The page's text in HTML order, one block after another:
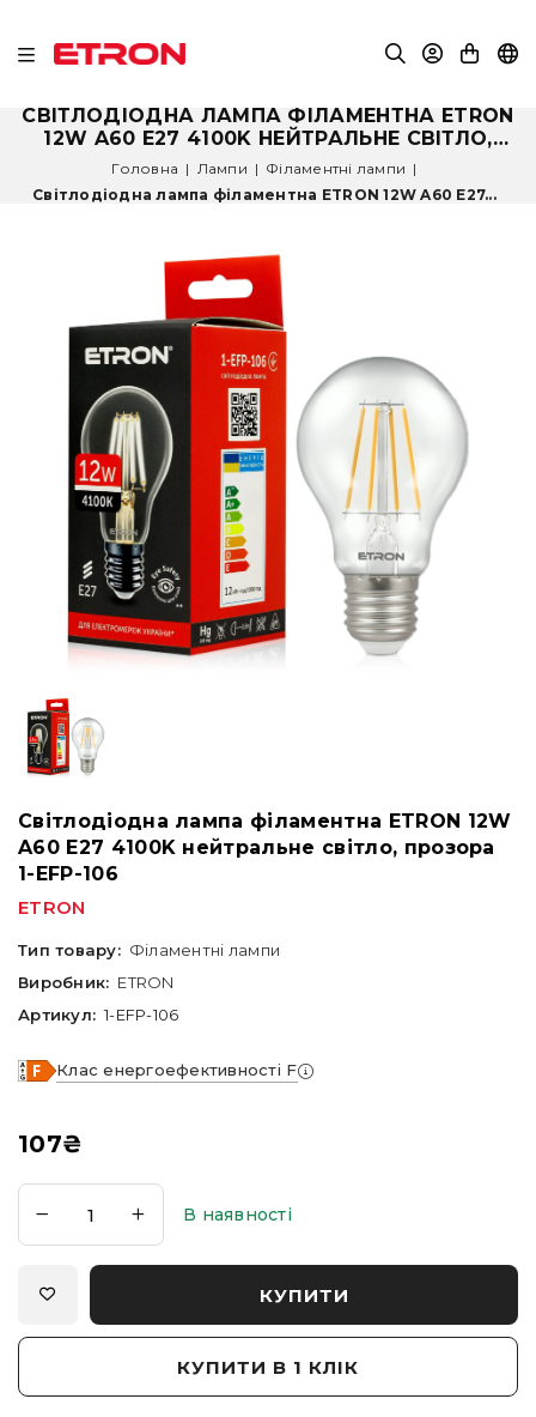
СВІТЛОДІОДНА ЛАМПА ФІЛАМЕНТНА ETRON
12W A60 E27 4100K НЕЙТРАЛЬНЕ СВІТЛО,
ПРОЗОРА 1-EFP-106
Головна | Лампи | Філаментні лампи |
Світлодіодна лампа філаментна ETRON 12W A60 E27...
Світлодіодна лампа філаментна ETRON 12W
A60 E27 4100K нейтральне світло, прозора
1-EFP-106
ETRON
Тип товару: Філаментні лампи
Виробник: ETRON
Артикул: 1-EFP-106
Клас енергоефективності F
107₴
В наявності
КУПИТИ
КУПИТИ В 1 КЛІК